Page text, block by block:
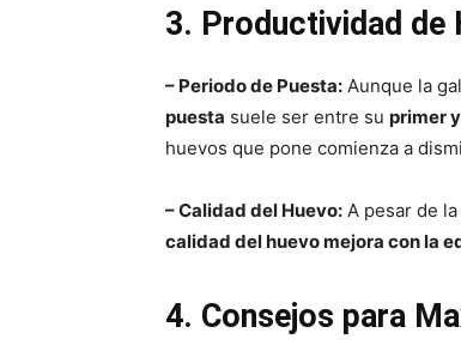
3. Productividad de
– Periodo de Puesta: Aunque la
puesta suele ser entre su primer
huevos que pone comienza a
– Calidad del Huevo: A pesar de
calidad del huevo mejora con la
4. Consejos para